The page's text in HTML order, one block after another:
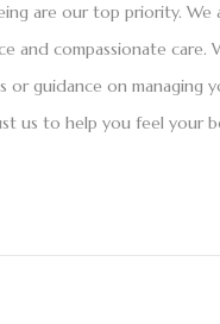
are our top priority. We
and compassionate care.
guidance on managing
us to help you feel your